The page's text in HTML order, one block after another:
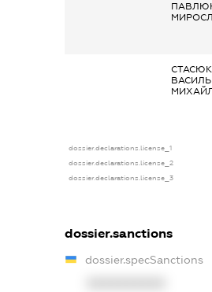
СТАСЮК
ВАСИЛЬ
dossier.declarations.license_1
dossier.declarations.license_2
dossier.declarations.license_3
dossier.sanctions
dossier.specSanctions